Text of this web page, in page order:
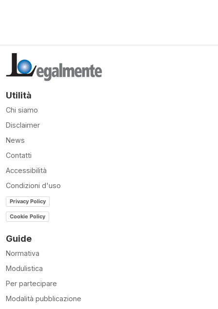
Utilità
Chi siamo
Disclaimer
News
Contatti
Accessibilità
Condizioni d'uso
Privacy Policy
Cookie Policy
Guide
Normativa
Modulistica
Per partecipare
Modalità pubblicazione